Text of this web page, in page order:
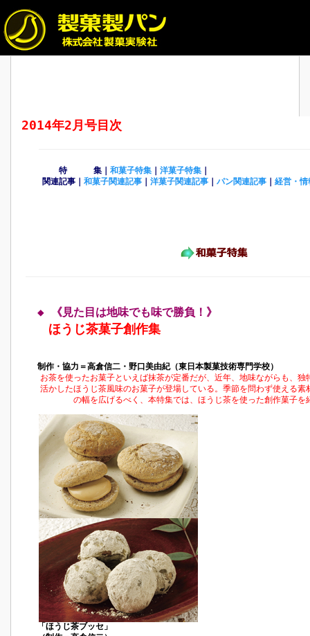
2014年2月号目次
特 集｜ 和菓子特集｜ 洋菓子特集｜
関連記事｜ 和菓子関連記事｜ 洋菓子関連記事｜ パン関連記事｜ 経営・情
◆ 《見た目は地味でも味で勝負！》
ほうじ茶菓子創作集
制作・協力＝高倉信二・野口美由紀（東日本製菓技術専門学校）
お茶を使ったお菓子といえば抹茶が定番だが、近年、地味ながらも、独
活かしたほうじ茶風味のお菓子が登場している。季節を問わず使える素
の幅を広げるべく、本特集では、ほうじ茶を使った創作菓子を
「ほうじ茶ブッセ」